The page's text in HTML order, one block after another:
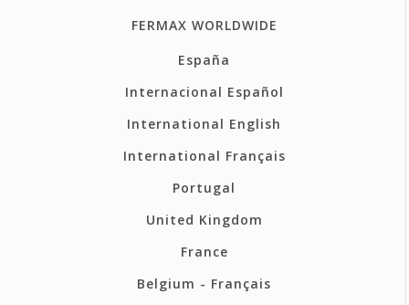
FERMAX WORLDWIDE
España
Internacional Español
International English
International Français
Portugal
United Kingdom
France
Belgium - Français